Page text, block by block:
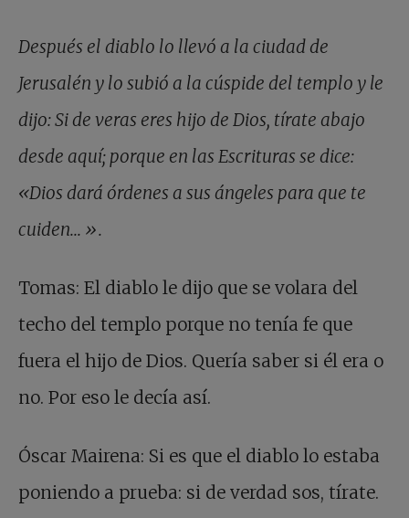
Después el diablo lo llevó a la ciudad de
Jerusalén y lo subió a la cúspide del templo y le
dijo: Si de veras eres hijo de Dios, tírate abajo
desde aquí; porque en las Escrituras se dice:
«Dios dará órdenes a sus ángeles para que te
cuiden... ».
Tomas: El diablo le dijo que se volara del
techo del templo porque no tenía fe que
fuera el hijo de Dios. Quería saber si él era o
no. Por eso le decía así.
Óscar Mairena: Si es que el diablo lo estaba
poniendo a prueba: si de verdad sos, tírate.